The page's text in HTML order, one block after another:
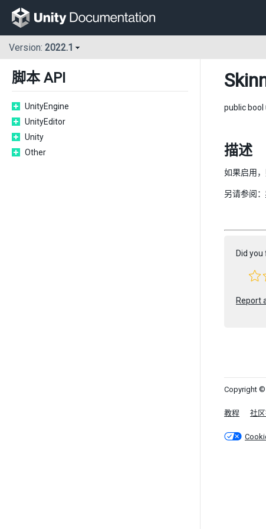
Version: 2022.1
脚本 API
UnityEngine
UnityEditor
Unity
Other
public bool
描述
如果启用
另请参阅：
Did
Report
Copyright ©
教程 社